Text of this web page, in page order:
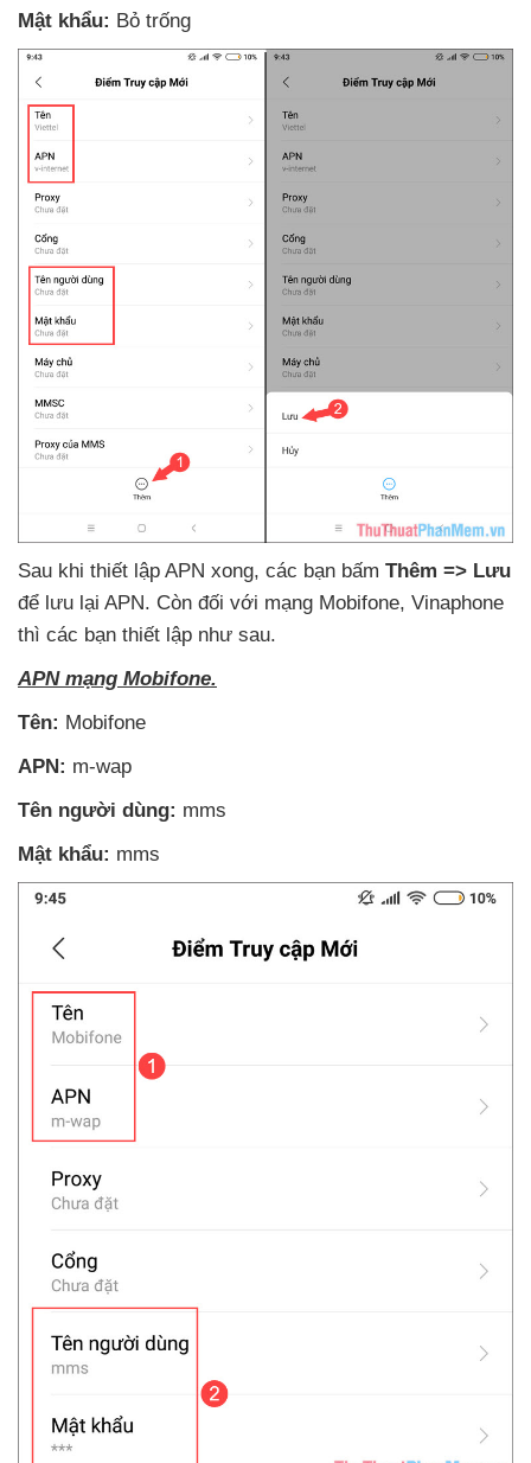
Mật khẩu: Bỏ trống
Sau khi thiết lập APN xong, các bạn bấm Thêm => Lưu
để lưu lại APN. Còn đối với mạng Mobifone, Vinaphone
thì các bạn thiết lập như sau.
APN mạng Mobifone.
Tên: Mobifone
APN: m-wap
Tên người dùng: mms
Mật khẩu: mms